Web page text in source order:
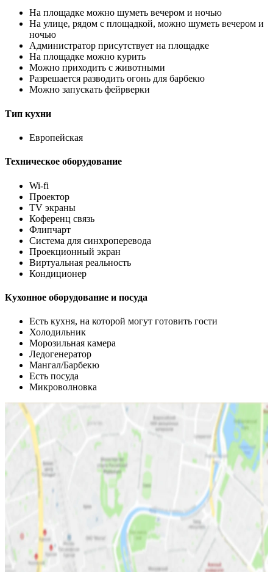
На площадке можно шуметь вечером и ночью
На улице, рядом с площадкой, можно шуметь вечером и
ночью
Администратор присутствует на площадке
На площадке можно курить
Можно приходить с животными
Разрешается разводить огонь для барбекю
Можно запускать фейрверки
Тип кухни
Европейская
Техническое оборудование
Wi-fi
Проектор
TV экраны
Коференц связь
Флипчарт
Система для синхроперевода
Проекционный экран
Виртуальная реальность
Кондиционер
Кухонное оборудование и посуда
Есть кухня, на которой могут готовить гости
Холодильник
Морозильная камера
Ледогенератор
Мангал/Барбекю
Есть посуда
Микроволновка